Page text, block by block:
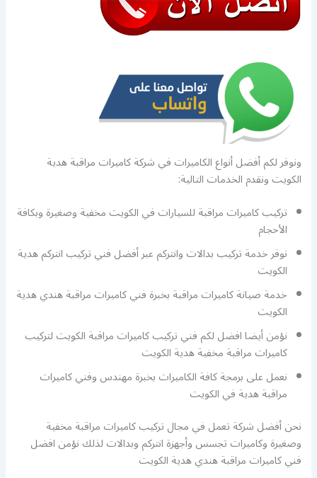
ونوفر لكم أفضل أنواع الكاميرات في شركة كاميرات مراقبة هدية
الكويت ونقدم الخدمات التالية:
تركيب كاميرات مراقبة للسيارات في الكويت مخفية وصغيرة وبكافة
الأحجام
نوفر خدمة تركيب بدالات وانتركم عبر أفضل فني تركيب انتركم هدية
الكويت
خدمة صيانة كاميرات مراقبة بخبرة فني كاميرات مراقبة هندي هدية
الكويت
نؤمن أيضا افضل لكم فني تركيب كاميرات مراقبة الكويت لتركيب
كاميرات مراقبة مخفية هدية الكويت
نعمل على برمجة كافة الكاميرات بخبرة مهندس وفني كاميرات
مراقبة هدية في الكويت
نحن أفضل شركة تعمل في مجال تركيب كاميرات مراقبة مخفية
وصغيرة وكاميرات تجسس وأجهزة انتركم وبدالات لذلك نؤمن افضل
فني كاميرات مراقبة هندي هدية الكويت